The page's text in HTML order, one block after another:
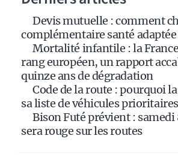
Devis mutuelle : comment
complémentaire santé adaptée
Mortalité infantile : la France
rang européen, un rapport
quinze ans de dégradation
Code de la route : pourquoi
sa liste de véhicules prioritaires
Bison Futé prévient : samedi
sera rouge sur les routes